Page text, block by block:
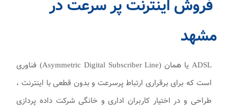
فروش اینترنت پر سرعت در
مشهد
ADSL يا همان (Asymmetric Digital Subscriber Line) فناوری
است كه برای برقراری ارتباط پرسرعت و بدون قطعی با اينترنت ،
طراحی و در اختيار كاربران اداری و خانگی شرکت داده پردازی